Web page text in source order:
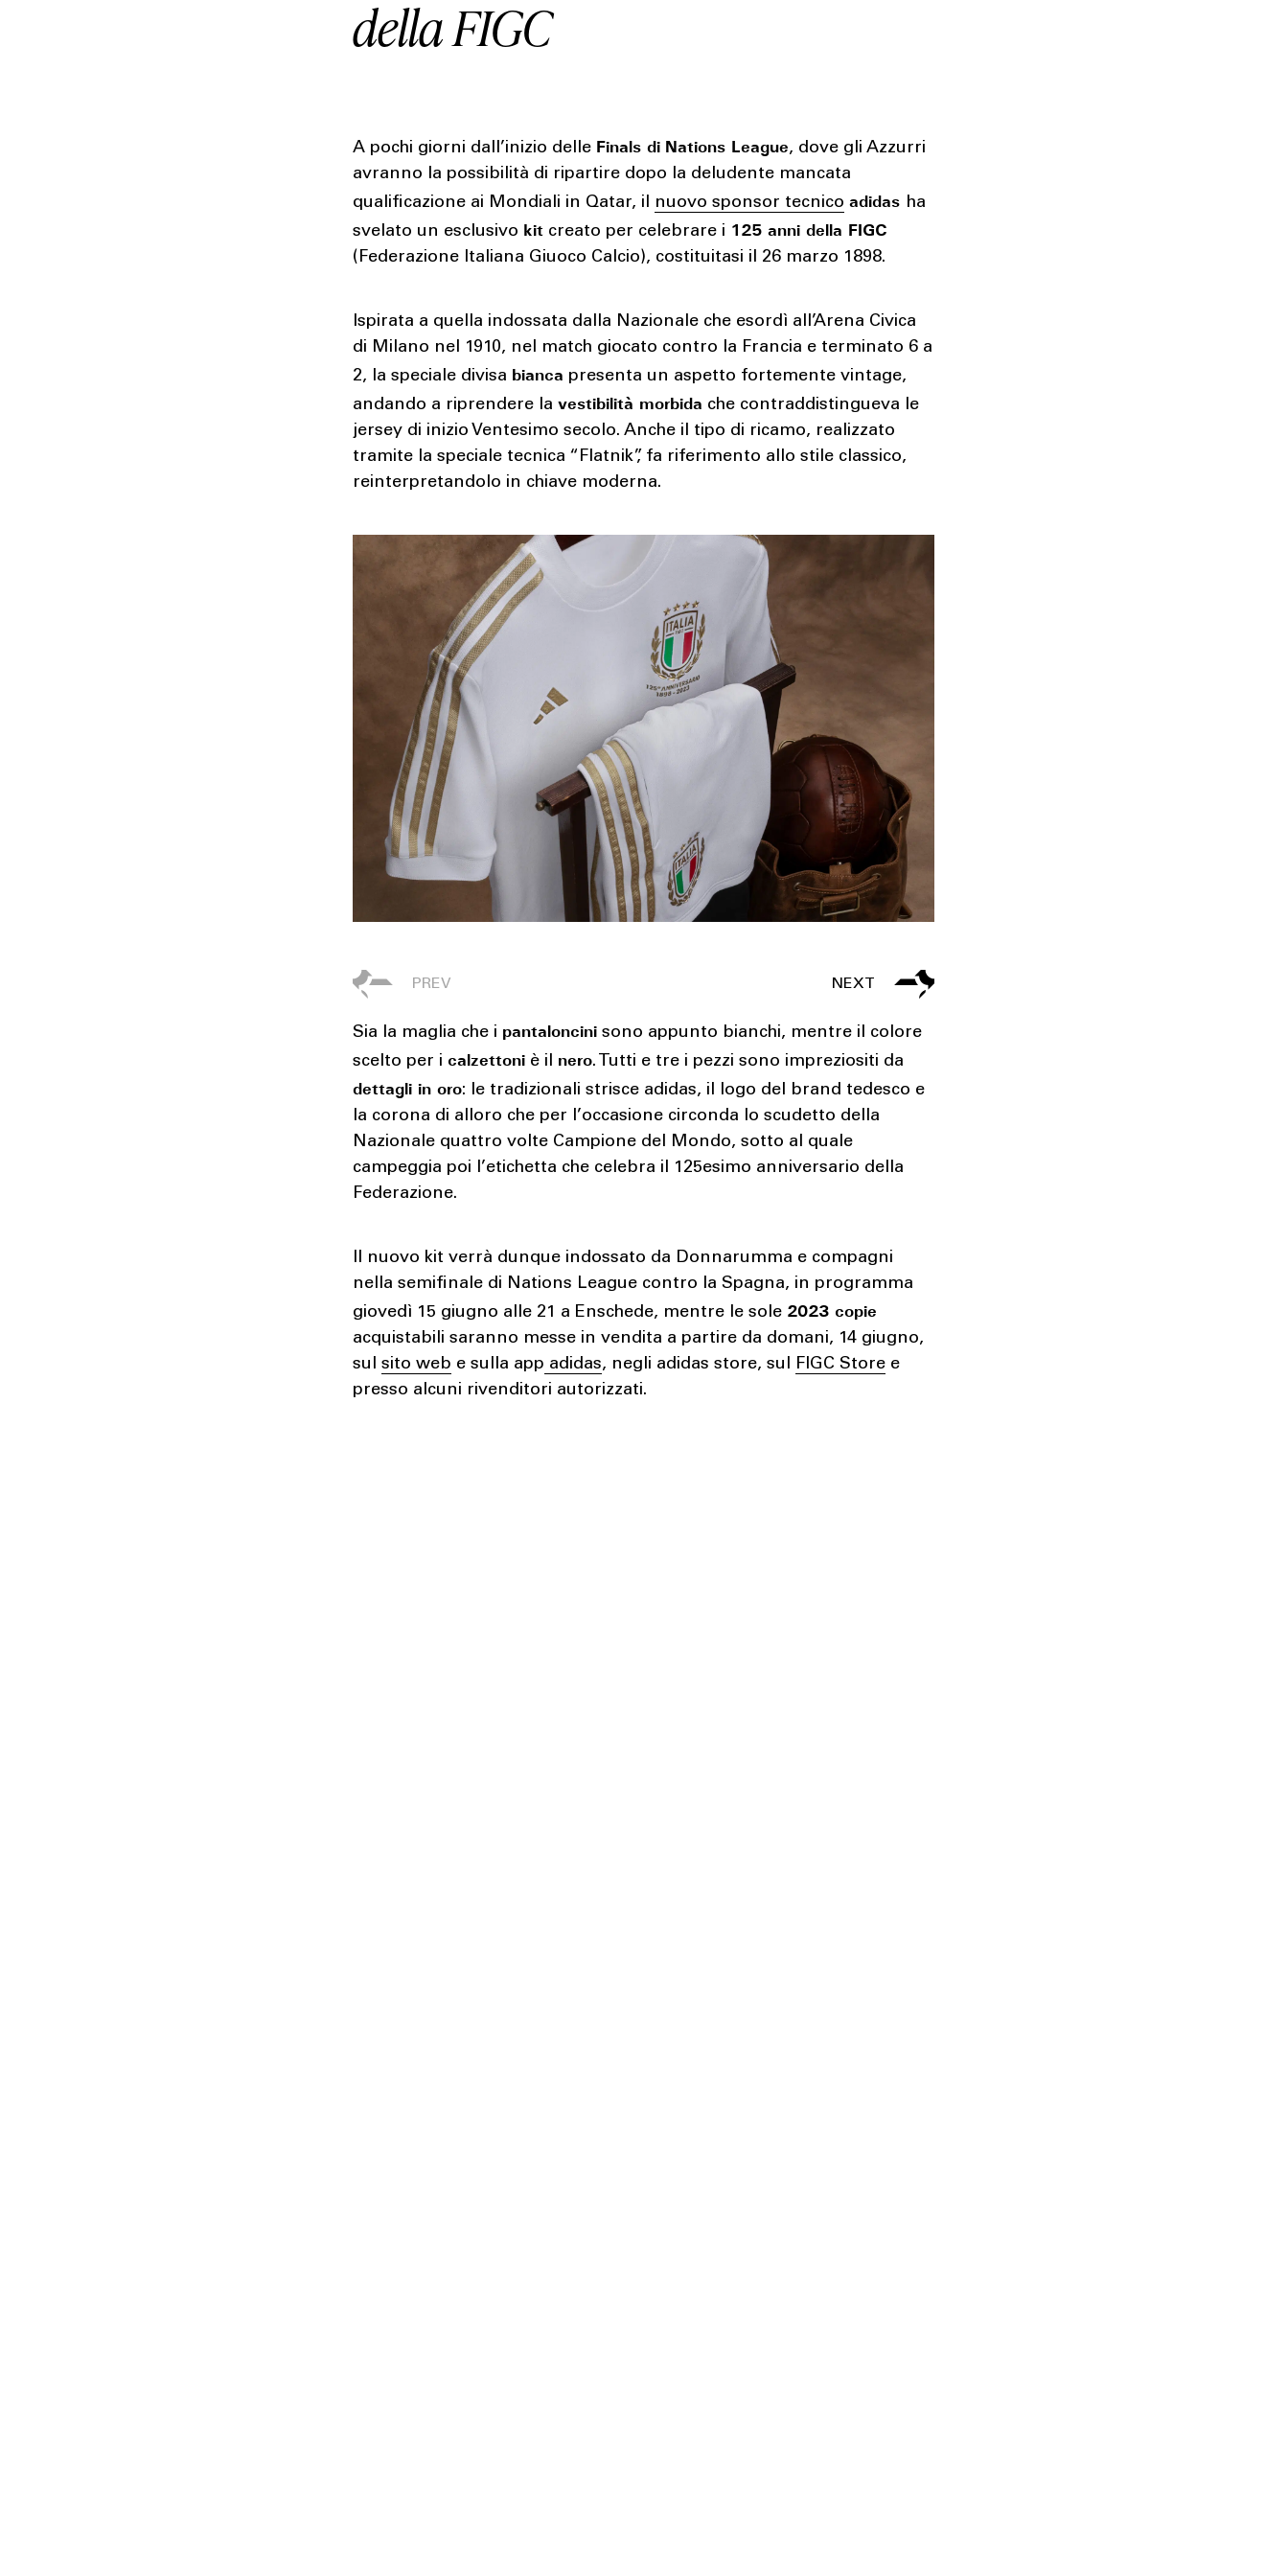
della FIGC
A pochi giorni dall’inizio delle Finals di Nations League, dove gli Azzurri
avranno la possibilità di ripartire dopo la deludente mancata
qualificazione ai Mondiali in Qatar, il nuovo sponsor tecnico adidas ha
svelato un esclusivo kit creato per celebrare i 125 anni della FIGC
(Federazione Italiana Giuoco Calcio), costituitasi il 26 marzo 1898.
Ispirata a quella indossata dalla Nazionale che esordì all’Arena Civica
di Milano nel 1910, nel match giocato contro la Francia e terminato 6 a
2, la speciale divisa bianca presenta un aspetto fortemente vintage,
andando a riprendere lavestibilità morbida che contraddistingueva le
jersey di inizio Ventesimo secolo. Anche il tipo di ricamo, realizzato
tramite la speciale tecnica “Flatnik”, fa riferimento allo stile classico,
reinterpretandolo in chiave moderna.
Sia la maglia che i pantaloncini sono appunto bianchi, mentre il colore
scelto per i calzettoni è il nero. Tutti e tre i pezzi sono impreziositi da
dettagli in oro: le tradizionali strisce adidas, il logo del brand tedesco e
la corona di alloro che per l’occasione circonda lo scudetto della
Nazionale quattro volte Campione del Mondo, sotto al quale
campeggia poi l’etichetta che celebra il 125esimo anniversario della
Federazione.
Il nuovo kit verrà dunque indossato da Donnarumma e compagni
nella semifinale di Nations League contro la Spagna, in programma
giovedì 15 giugno alle 21 a Enschede, mentre le sole 2023 copie
acquistabili saranno messe in vendita a partire da domani, 14 giugno,
sulsito web e sulla app adidas, negli adidas store, sul FIGC Store e
presso alcuni rivenditori autorizzati.